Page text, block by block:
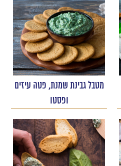
מטבל גבינת שמנת, פטה עיזים
ופסטו